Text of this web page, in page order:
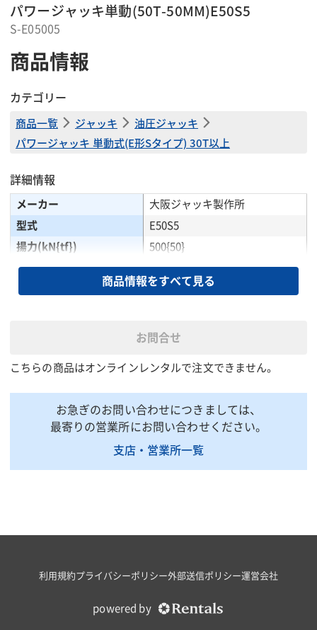
パワージャッキ単動(50T-50MM)E50S5
S-E05005
商品情報
カテゴリー
商品一覧 ジャッキ
油圧ジャッキ
パワージャッキ 単動式(E形Sタイプ) 30T以上
詳細情報
メーカー
大阪ジャッキ製作所
型式
E50S5
揚力(kN{tf})
500{50}
ストローク(mm)
50
170
ー
シリンダ内径(mm)
95
受圧面積(㎠)
70.88
所要油量(mL)
355
GH1
商品説明・特徴
軽量でコンパクトな設計をしてあります。
商品情報をすべて見る
お問合せ
こちらの商品はオンラインレンタルで注文できません。
お急ぎのお問い合わせにつきましては、
最寄りの営業所にお問い合わせください。
支店・営業所一覧
利用規約プライバシーポリシー外部送信ポリシー運営会社
powered by